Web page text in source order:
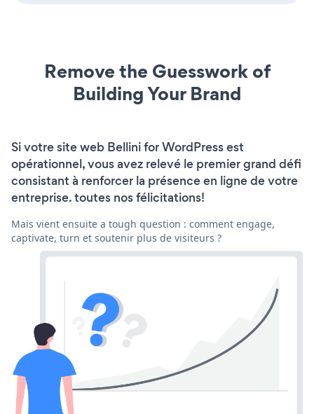
Remove the Guesswork of
Building Your Brand
Si votre site web Bellini for WordPress est
opérationnel, vous avez relevé le premier grand défi
consistant à renforcer la présence en ligne de votre
entreprise. toutes nos félicitations!
Mais vient ensuite a tough question : comment engage,
captivate, turn et soutenir plus de visiteurs ?